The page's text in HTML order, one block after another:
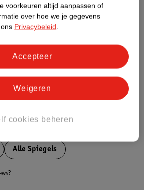
Dit product heeft (nog) geen Nature
Alle Spiegels
voorkeuren altijd aanpassen of
over hoe we je gegevens
Privacybeleid.
cookies beheren
Weigeren
Accepteer